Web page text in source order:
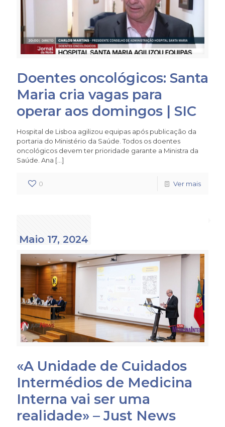
Doentes oncológicos: Santa
Maria cria vagas para
operar aos domingos | SIC
Hospital de Lisboa agilizou equipas após publicação da
portaria do Ministério da Saúde. Todos os doentes
oncológicos devem ter prioridade garante a Ministra da
Saúde. Ana […]
0 Ver mais
Maio 17, 2024
«A Unidade de Cuidados
Intermédios de Medicina
Interna vai ser uma
realidade» – Just News